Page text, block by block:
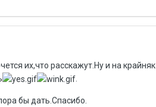
их,что расскажут.Ну и на
бы дать.Спасибо.